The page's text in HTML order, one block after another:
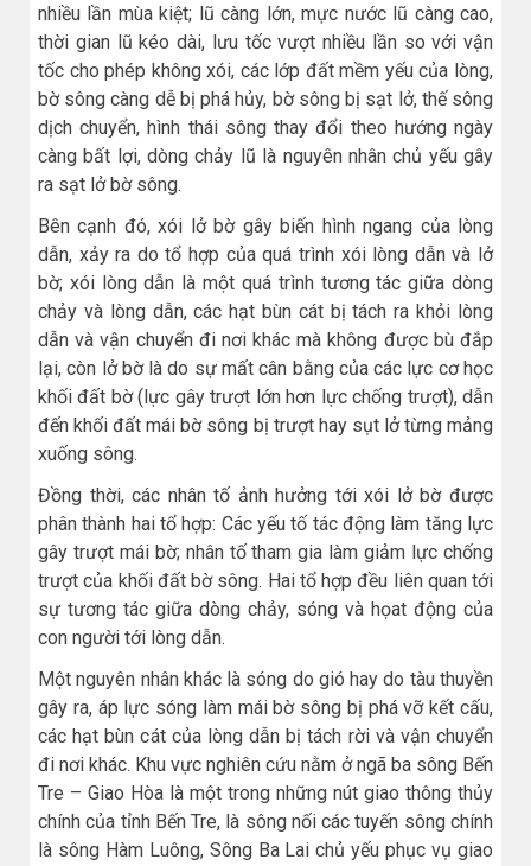
nhiều lần mùa kiệt; lũ càng lớn, mực nước lũ càng cao,
thời gian lũ kéo dài, lưu tốc vượt nhiều lần so với vận
tốc cho phép không xói, các lớp đất mềm yếu của lòng,
bờ sông càng dễ bị phá hủy, bờ sông bị sạt lở, thế sông
dịch chuyển, hình thái sông thay đổi theo hướng ngày
càng bất lợi, dòng chảy lũ là nguyên nhân chủ yếu gây
ra sạt lở bờ sông.
Bên cạnh đó, xói lở bờ gây biến hình ngang của lòng
dẫn, xảy ra do tổ hợp của quá trình xói lòng dẫn và lở
bờ; xói lòng dẫn là một quá trình tương tác giữa dòng
chảy và lòng dẫn, các hạt bùn cát bị tách ra khỏi lòng
dẫn và vận chuyển đi nơi khác mà không được bù đắp
lại, còn lở bờ là do sự mất cân bằng của các lực cơ học
khối đất bờ (lực gây trượt lớn hơn lực chống trượt), dẫn
đến khối đất mái bờ sông bị trượt hay sụt lở từng mảng
xuống sông.
Đồng thời, các nhân tố ảnh hưởng tới xói lở bờ được
phân thành hai tổ hợp: Các yếu tố tác động làm tăng lực
gây trượt mái bờ; nhân tố tham gia làm giảm lực chống
trượt của khối đất bờ sông. Hai tổ hợp đều liên quan tới
sự tương tác giữa dòng chảy, sóng và họat động của
con người tới lòng dẫn.
Một nguyên nhân khác là sóng do gió hay do tàu thuyền
gây ra, áp lực sóng làm mái bờ sông bị phá vỡ kết cấu,
các hạt bùn cát của lòng dẫn bị tách rời và vận chuyển
đi nơi khác. Khu vực nghiên cứu nằm ở ngã ba sông Bến
Tre – Giao Hòa là một trong những nút giao thông thủy
chính của tỉnh Bến Tre, là sông nối các tuyến sông chính
là sông Hàm Luông, Sông Ba Lai chủ yếu phục vụ giao